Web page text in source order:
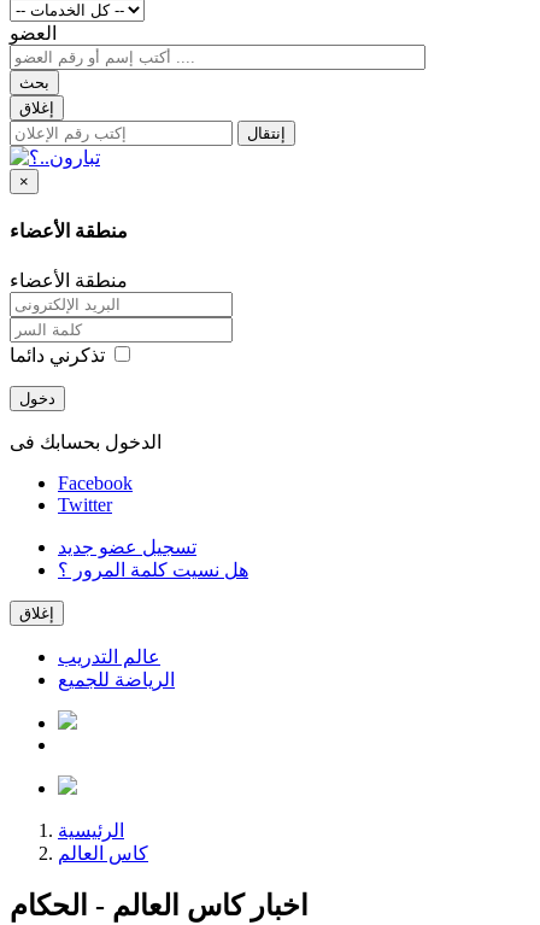
العضو
بحث
إغلاق
إنتقال
×
منطقة الأعضاء
منطقة الأعضاء
دخول
الدخول بحسابك فى
Facebook
Twitter
تسجيل عضو جديد
هل نسيت كلمة المرور ؟
إغلاق
عالم التدريب
الرياضة للجميع
الرئيسية
كاس العالم
اخبار كاس العالم - الحكام